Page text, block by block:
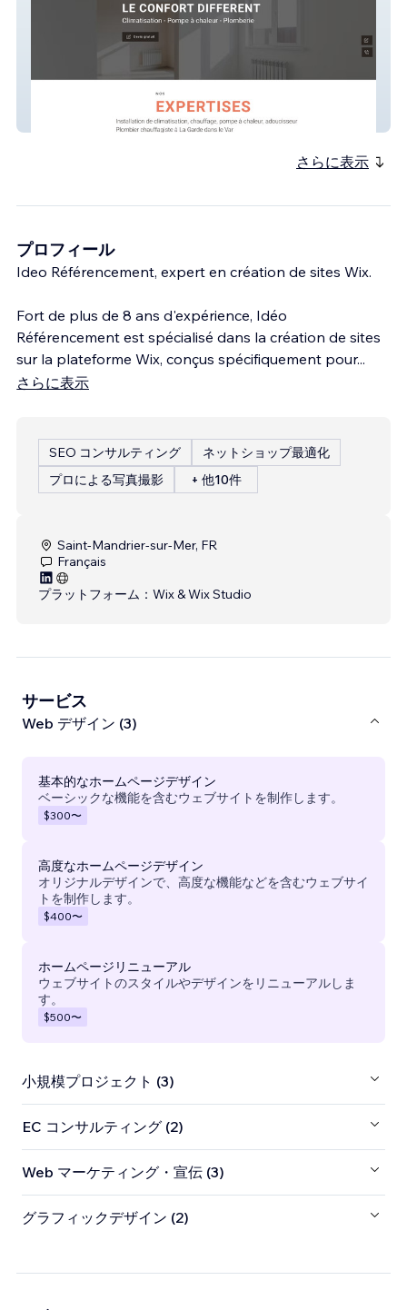
さらに表示
プロフィール
Ideo Référencement, expert en création de sites Wix.
Fort de plus de 8 ans d'expérience, Idéo
Référencement est spécialisé dans la création de sites
sur la plateforme Wix, conçus spécifiquement pour...
さらに表示
SEO コンサルティング
ネットショップ最適化
プロによる写真撮影
+ 他10件
Saint-Mandrier-sur-Mer, FR
Français
プラットフォーム： Wix & Wix Studio
サービス
Web デザイン (3)
基本的なホームページデザイン
ベーシックな機能を含むウェブサイトを制作します。
$300〜
高度なホームページデザイン
オリジナルデザインで、高度な機能などを含むウェブサイ
トを制作します。
$400〜
ホームページリニューアル
ウェブサイトのスタイルやデザインをリニューアルしま
す。
$500〜
小規模プロジェクト (3)
EC コンサルティング (2)
Web マーケティング・宣伝 (3)
グラフィックデザイン (2)